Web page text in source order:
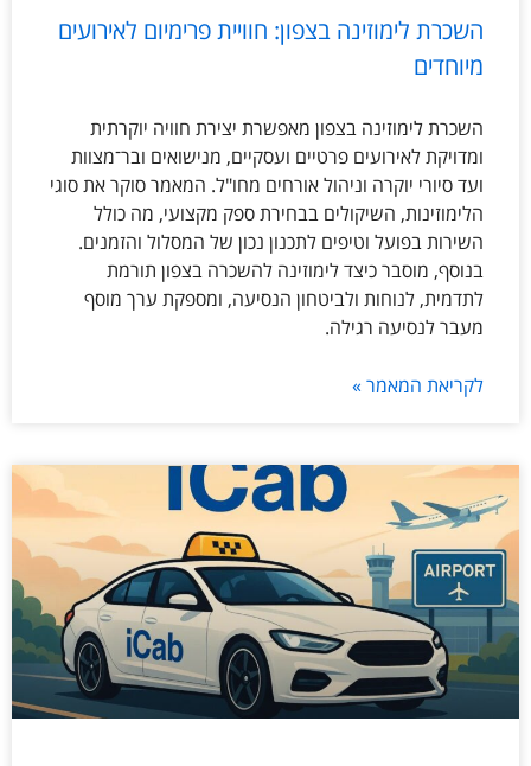
השכרת לימוזינה בצפון: חוויית פרימיום לאירועים
מיוחדים
השכרת לימוזינה בצפון מאפשרת יצירת חוויה יוקרתית
ומדויקת לאירועים פרטיים ועסקיים, מנישואים ובר־מצוות
ועד סיורי יוקרה וניהול אורחים מחו"ל. המאמר סוקר את סוגי
הלימוזינות, השיקולים בבחירת ספק מקצועי, מה כולל
השירות בפועל וטיפים לתכנון נכון של המסלול והזמנים.
בנוסף, מוסבר כיצד לימוזינה להשכרה בצפון תורמת
לתדמית, לנוחות ולביטחון הנסיעה, ומספקת ערך מוסף
מעבר לנסיעה רגילה.
לקריאת המאמר »